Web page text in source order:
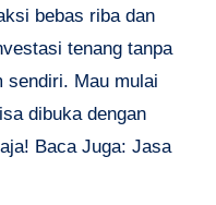
bebas riba dan
tenang tanpa
sendiri. Mau mulai
dibuka dengan
Baca Juga: Jasa